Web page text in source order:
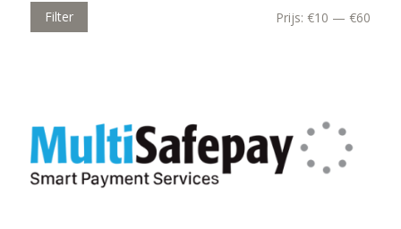
Filter Prijs:€10 —€60